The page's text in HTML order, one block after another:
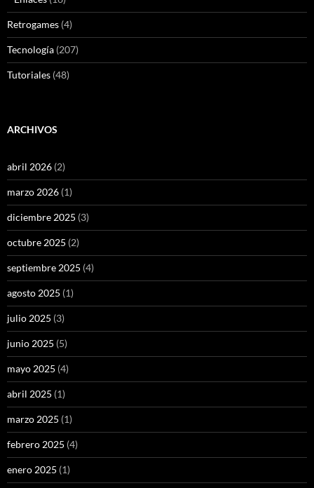
Retrogames (4)
Tecnología (207)
Tutoriales (48)
ARCHIVOS
abril 2026 (2)
marzo 2026 (1)
diciembre 2025 (3)
octubre 2025 (2)
septiembre 2025 (4)
agosto 2025 (1)
julio 2025 (3)
junio 2025 (5)
mayo 2025 (4)
abril 2025 (1)
marzo 2025 (1)
febrero 2025 (4)
enero 2025 (1)